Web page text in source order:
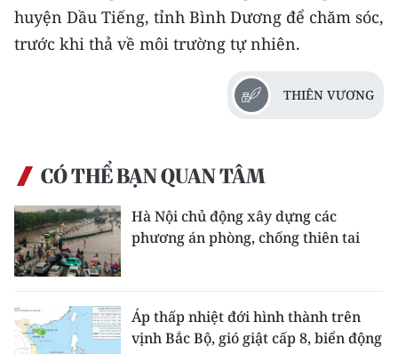
Media Chính trị
Media Pháp luật
Media Du lịch
Media Thế giới
Media Thể thao
Media Giáo dục
huyện Dầu Tiếng, tỉnh Bình Dương để chăm sóc,
trước khi thả về môi trường tự nhiên.
THIÊN VƯƠNG
CÓ THỂ BẠN QUAN TÂM
Hà Nội chủ động xây dựng các
phương án phòng, chống thiên tai
Áp thấp nhiệt đới hình thành trên
vịnh Bắc Bộ, gió giật cấp 8, biển động